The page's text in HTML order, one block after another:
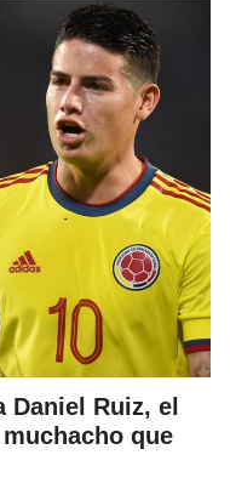
Daniel Ruiz, el
que